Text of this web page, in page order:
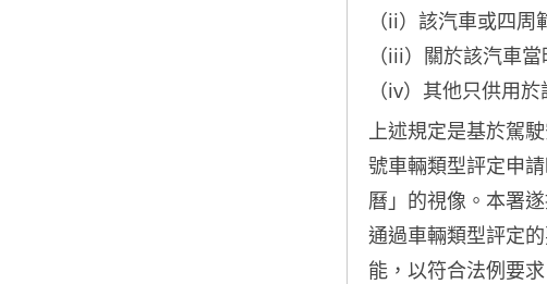
（ii）該汽車或四周
（iii）關於該汽車
（iv）其他只供用
上述規定是基於駕
號車輛類型評定申
曆」的視像。本署
通過車輛類型評定
能，以符合法例要求